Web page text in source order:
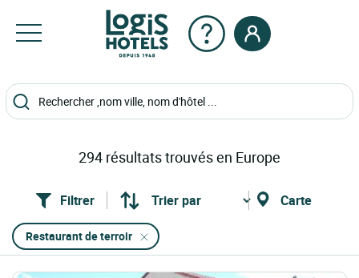
294 résultats trouvés en Europe
Carte
Filtrer
Restaurant de terroir